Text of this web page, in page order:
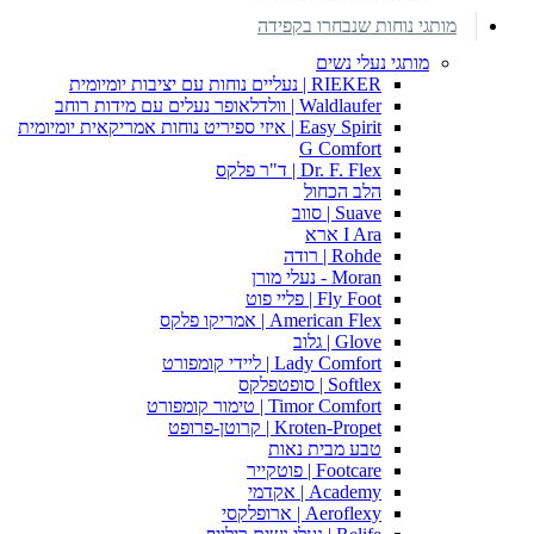
מותגי נוחות שנבחרו בקפידה
מותגי נעלי נשים
RIEKER | נעליים נוחות עם יציבות יומיומית
Waldlaufer | וולדלאופר נעלים עם מידות רוחב
Easy Spirit | איזי ספיריט נוחות אמריקאית יומיומית
G Comfort
Dr. F. Flex | ד"ר פלקס
הלב הכחול
Suave | סווב
I Ara ארא
Rohde | רודה
Moran - נעלי מורן
Fly Foot | פליי פוט
American Flex | אמריקו פלקס
Glove | גלוב
Lady Comfort | ליידי קומפורט
Softlex | סופטפלקס
Timor Comfort | טימור קומפורט
Kroten-Propet | קרוטן-פרופט
טבע מבית נאות
Footcare | פוטקייר
Academy | אקדמי
Aeroflexy | ארופלקסי